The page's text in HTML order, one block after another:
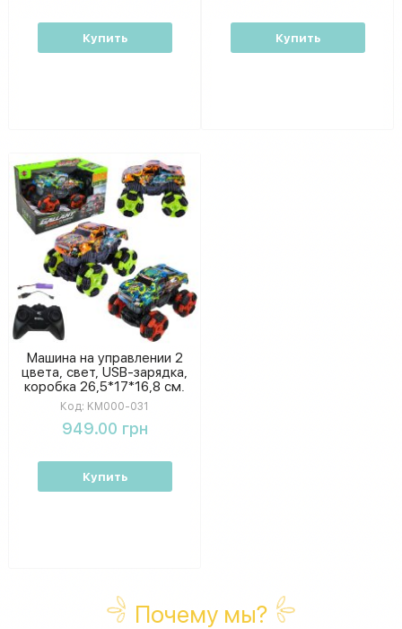
Купить Купить
Машина на управлении 2
цвета, свет, USB-зарядка,
коробка 26,5*17*16,8 см.
KM000-031
Код: KM000-031
949.00 грн
Купить
Почему мы?